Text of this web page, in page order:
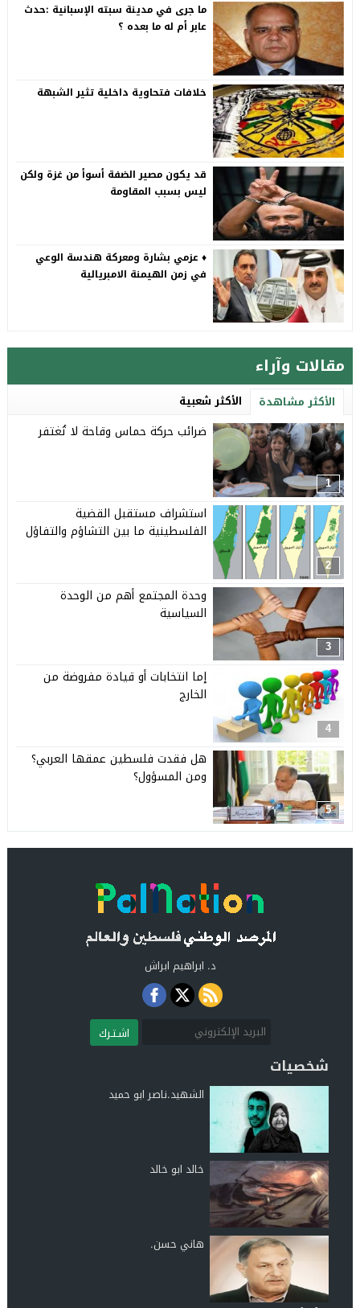
ما جرى في مدينة سبته الإسبانية :حدث
عابر أم له ما بعده ؟
خلافات فتحاوية داخلية تثير الشبهة
قد يكون مصير الضفة أسوأ من غزة ولكن
ليس بسبب المقاومة
♦️ عزمي بشارة ومعركة هندسة الوعي
في زمن الهيمنة الامبريالية
مقالات وآراء
الأكثر مشاهدة الأكثر شعبية
1
ضرائب حركة حماس وقاحة لا تُغتفر
2
استشراف مستقبل القضية
الفلسطينية ما بين التشاؤم والتفاؤل
3
وحدة المجتمع أهم من الوحدة
السياسية
4
إما انتخابات أو قيادة مفروضة من
الخارج
5
هل فقدت فلسطين عمقها العربي؟
ومن المسؤول؟
د. ابراهيم ابراش
اشـتـرك
شخصيات
الشهيد.ناصر ابو حميد
خالد ابو خالد
هاني حسن.